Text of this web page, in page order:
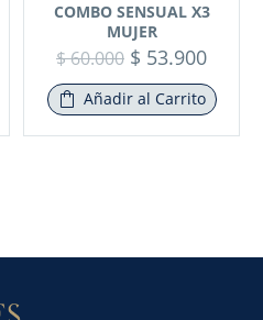
COMBO SENSUAL X3
MUJER
$60.000 $ 53.900
Añadir al Carrito